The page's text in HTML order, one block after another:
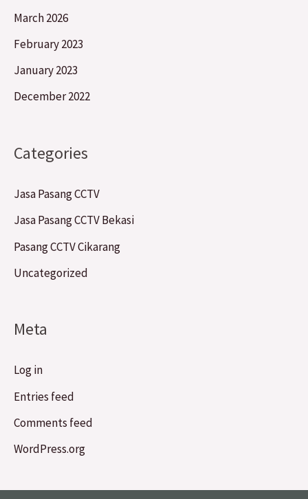
March 2026
February 2023
January 2023
December 2022
Categories
Jasa Pasang CCTV
Jasa Pasang CCTV Bekasi
Pasang CCTV Cikarang
Uncategorized
Meta
Log in
Entries feed
Comments feed
WordPress.org